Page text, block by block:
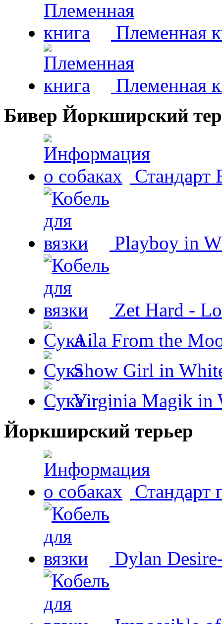
Племенная
Племенная
Бивер Йоркширский
Стандарт
Playboy in
Zet Hard -
Aila From the
Show Girl in
Virginia Magik in
Йоркширский терьер
Dylan